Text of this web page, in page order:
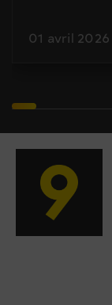
01 avril 2026